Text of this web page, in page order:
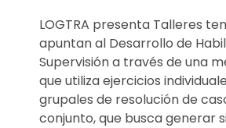
LOGTRA presenta Talleres
apuntan al Desarrollo de
Supervisión a través de una
que utiliza ejercicios
grupales de resolución de
conjunto, que busca generar